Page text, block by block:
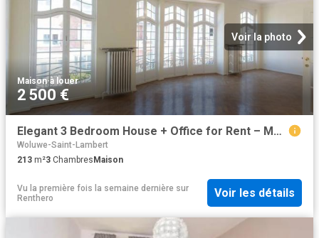
Voir la photo
Maison·à louer
2 500 €
Elegant 3 Bedroom House + Office for Rent – Montgomery
Woluwe-Saint-Lambert
213 m²3 Chambres Maison
Vu la première fois la semaine dernière sur
Renthero
Voir les détails